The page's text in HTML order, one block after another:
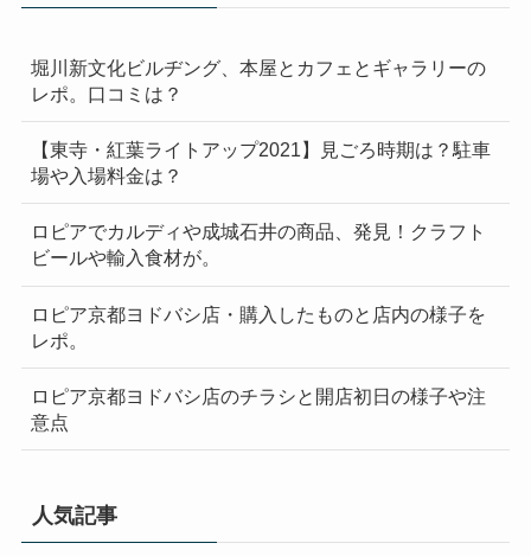
堀川新文化ビルヂング、本屋とカフェとギャラリーの
レポ。口コミは？
【東寺・紅葉ライトアップ2021】見ごろ時期は？駐車
場や入場料金は？
ロピアでカルディや成城石井の商品、発見！クラフト
ビールや輸入食材が。
ロピア京都ヨドバシ店・購入したものと店内の様子を
レポ。
ロピア京都ヨドバシ店のチラシと開店初日の様子や注
意点
人気記事